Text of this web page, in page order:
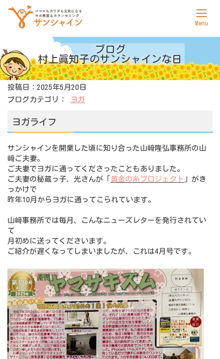
サンシャインについて
ヨガ
料金表
アクセス
お問合せ
ブログ
村上眞知子のサンシャインな日
投稿日：2025年5月20日
ブログカテゴリ：
ヨガ
ヨガライフ
サンシャインを開業した頃に知り合った山﨑隆弘事務所の山
﨑ご夫妻。
ご夫妻でヨガに通ってくださったこともありました。
ご夫妻の秘蔵っ子、光さんが「 黄金の糸プロジェクト 」がき
っかけで
昨年10月からヨガに通ってこられています。
山﨑事務所では毎月、こんなニューズレターを発行されてい
て
月初めに送ってくださいます。
ご紹介が遅くなってしまいましたが、これは4月号です。